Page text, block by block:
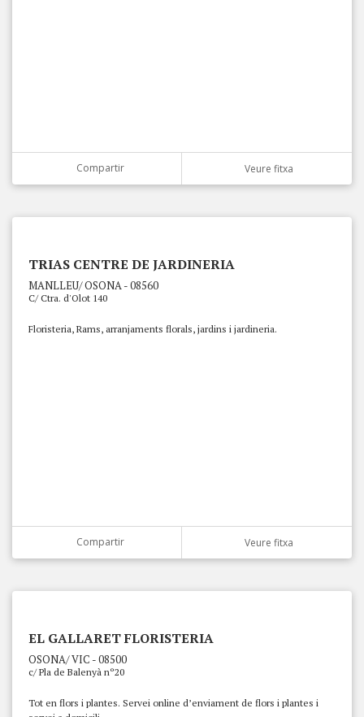
Compartir Veure fitxa
TRIAS CENTRE DE JARDINERIA
MANLLEU/ OSONA - 08560
C/ Ctra. d'Olot 140
Floristeria, Rams, arranjaments florals, jardins i jardineria.
Compartir Veure fitxa
EL GALLARET FLORISTERIA
OSONA/ VIC - 08500
c/ Pla de Balenyà nº20
Tot en flors i plantes. Servei online d’enviament de flors i plantes i